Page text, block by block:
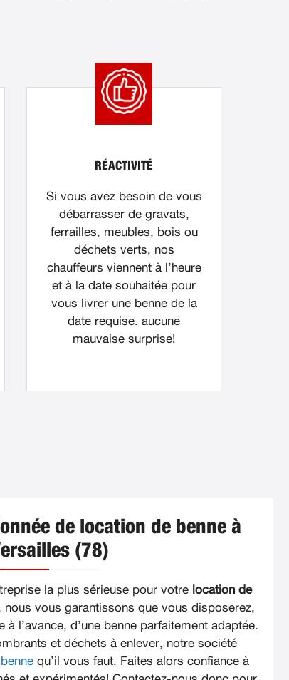
RÉACTIVITÉ
Si vous avez besoin de vous
débarrasser de gravats,
ferrailles, meubles, bois ou
déchets verts, nos
chauffeurs viennent à l’heure
et à la date souhaitée pour
vous livrer une benne de la
date requise. aucune
mauvaise surprise!
de location de benne à
(78)
la plus sérieuse pour votre location de
nous vous garantissons que vous disposerez,
à l’avance, d’une benne parfaitement adaptée.
et déchets à enlever, notre société
benne qu’il vous faut. Faites alors confiance à